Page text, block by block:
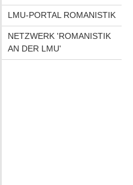
LMU-PORTAL ROMANISTIK
NETZWERK 'ROMANISTIK
AN DER LMU'